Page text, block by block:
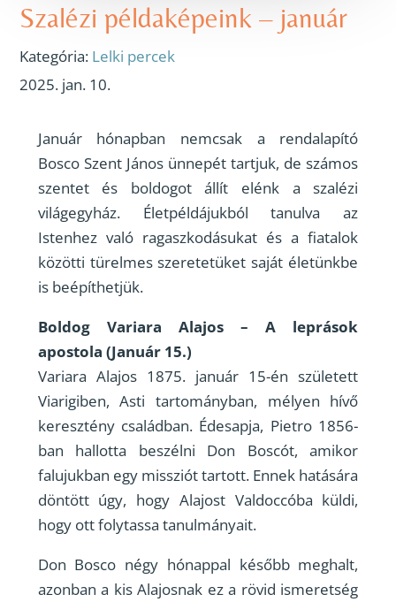
Szalézi példaképeink – január
Kategória: Lelki percek
2025. jan. 10.
Január hónapban nemcsak a rendalapító
Bosco Szent János ünnepét tartjuk, de számos
szentet és boldogot állít elénk a szalézi
világegyház. Életpéldájukból tanulva az
Istenhez való ragaszkodásukat és a fiatalok
közötti türelmes szeretetüket saját életünkbe
is beépíthetjük.
Boldog Variara Alajos – A leprások
apostola (Január 15.)
Variara Alajos 1875. január 15-én született
Viarigiben, Asti tartományban, mélyen hívő
keresztény családban. Édesapja, Pietro 1856-
ban hallotta beszélni Don Boscót, amikor
falujukban egy missziót tartott. Ennek hatására
döntött úgy, hogy Alajost Valdoccóba küldi,
hogy ott folytassa tanulmányait.
Don Bosco négy hónappal később meghalt,
azonban a kis Alajosnak ez a rövid ismeretség